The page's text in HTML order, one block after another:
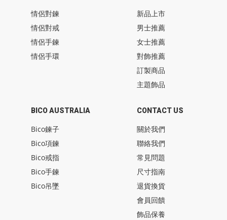
情侶對鍊
情侶對戒
情侶手鍊
情侶手環
BICO AUSTRALIA
Bico鍊子
Bico項鍊
Bico戒指
Bico手鍊
Bico吊墜
新品上市
男士推薦
女士推薦
對飾推薦
訂製商品
主題飾品
CONTACT US
關於我們
聯絡我們
常見問題
尺寸指南
退貨換貨
會員回饋
飾品保養